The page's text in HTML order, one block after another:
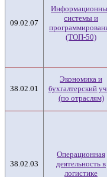
09.02.07
системы и
(ТОП-50)
38.02.01
Экономика и
бухгалтерский
(по отраслям)
38.02.03
Операционная
деятельность в
логистике